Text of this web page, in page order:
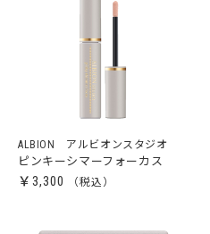
ALBION アルビオンスタジオ
ピンキーシマーフォーカス
￥3,300